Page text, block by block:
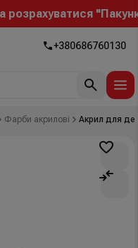
+380686760130
Фарби акрилові Акрил для